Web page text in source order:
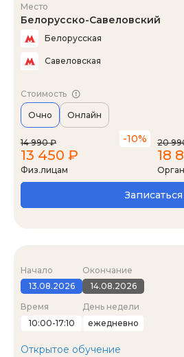
Место
Белорусско-Савеловский
Белорусская
Савеловская
Стоимость
Очно Онлайн
14 990 ₽ -10%
13 450 ₽
Физ.лицам
20
18
Записаться
Начало
13.08.2026
Окончание
14.08.2026
Время
10:00-17:10
День недели
ежедневно
Открытое обучение